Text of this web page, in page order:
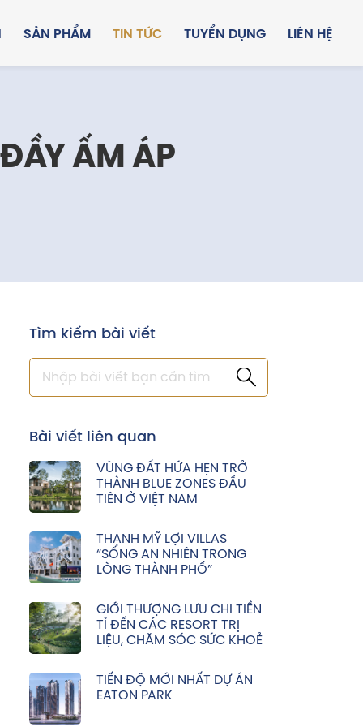
SẢN PHẨM TIN TỨC TUYỂN DỤNG LIÊN HỆ
ẤM ÁP
Tìm kiếm bài viết
Bài viết liên quan
VÙNG ĐẤT HỨA HẸN TRỞ
THÀNH BLUE ZONES ĐẦU
TIÊN Ở VIỆT NAM
THẠNH MỸ LỢI VILLAS
“SỐNG AN NHIÊN TRONG
LÒNG THÀNH PHỐ”
GIỚI THƯỢNG LƯU CHI TIỀN
TỈ ĐẾN CÁC RESORT TRỊ
LIỆU, CHĂM SÓC SỨC KHOẺ
TIẾN ĐỘ MỚI NHẤT DỰ ÁN
EATON PARK